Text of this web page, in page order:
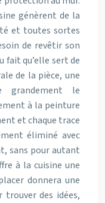
génèrent de la
et toutes sortes
de revêtir son
fait qu’elle sert de
de la pièce, une
grandement le
à la peinture
et chaque trace
éliminé avec
sans pour autant
à la cuisine une
donnera une
trouver des idées,